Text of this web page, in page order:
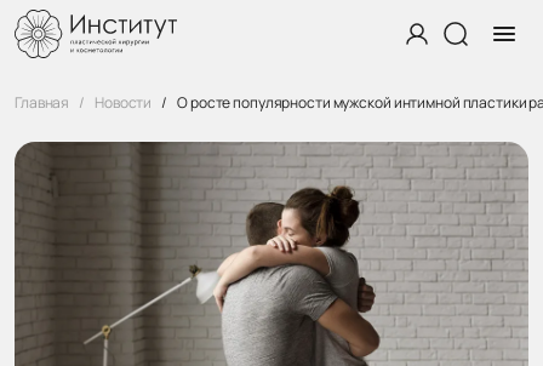
Главная Новости О росте популярности мужской интимной пластики